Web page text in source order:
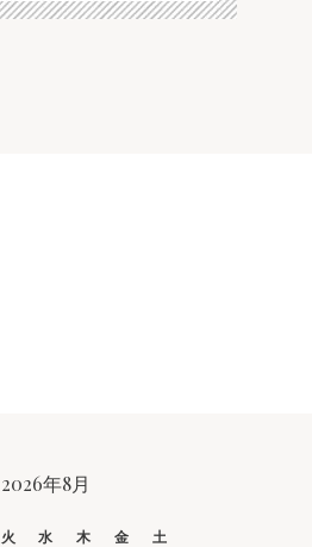
2026年8月
火 水 木 金
土